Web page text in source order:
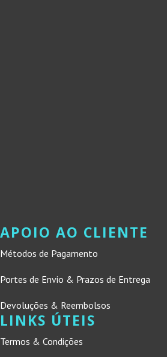
APOIO AO CLIENTE
Métodos de Pagamento
Portes de Envio & Prazos de Entrega
Devoluções & Reembolsos
LINKS ÚTEIS
Termos & Condições